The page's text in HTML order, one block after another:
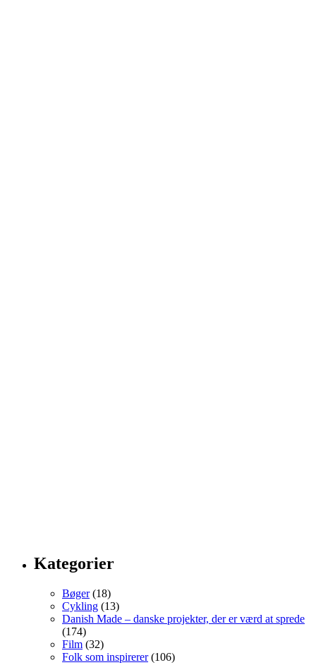
Kategorier
Bøger(18)
Cykling (13)
Danish Made – danske projekter, der er værd at sprede
(174)
Film (32)
Folk som inspirerer(106)